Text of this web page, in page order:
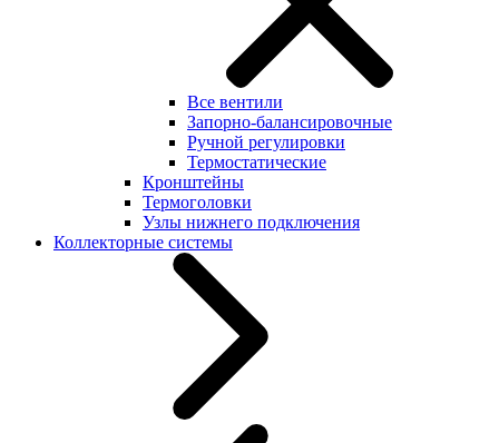
Все вентили
Запорно-балансировочные
Ручной регулировки
Термостатические
Кронштейны
Термоголовки
Узлы нижнего подключения
Коллекторные системы